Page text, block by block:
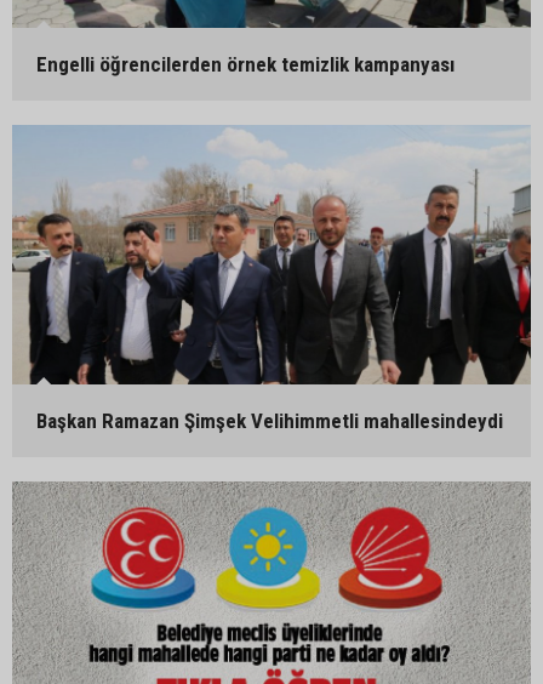
Engelli öğrencilerden örnek temizlik kampanyası
Başkan Ramazan Şimşek Velihimmetli mahallesindeydi